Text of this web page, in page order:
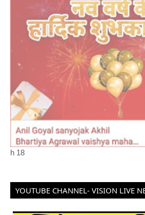
h 18
YOUTUBE CHANNEL- VISION LIVE